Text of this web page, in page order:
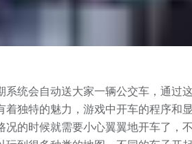
统会自动送大家一辆公交车，通
独特的魅力，游戏中开车的程序
的时候就需要小心翼翼地开车了